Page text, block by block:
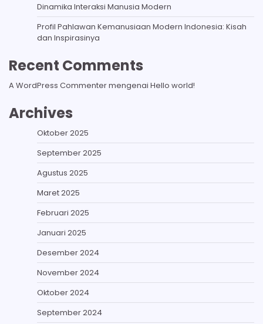
Dinamika Interaksi Manusia Modern
Profil Pahlawan Kemanusiaan Modern Indonesia: Kisah
dan Inspirasinya
Recent Comments
A WordPress Commentermengenai Hello world!
Archives
Oktober 2025
September 2025
Agustus 2025
Maret 2025
Februari 2025
Januari 2025
Desember 2024
November 2024
Oktober 2024
September 2024